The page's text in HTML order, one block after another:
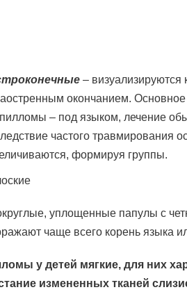
– визуализируются
окончанием.
– под языком, лечение
частого травмирования
формируя группы.
уплощенные папулы с
чаще всего корень языка
у детей мягкие, для них
измененных тканей